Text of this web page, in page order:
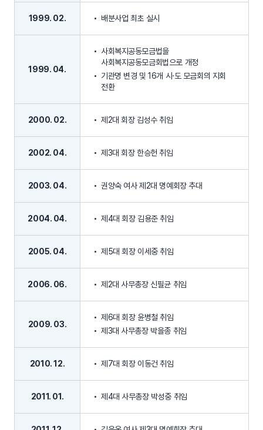
1999. 02. 배분사업 최초 실시
1999. 04.
사회복지공동모금법을
사회복지공동모금회법으로 개정
기관명 변경 및 16개 시·도 모금회의 지회
전환
2000. 02. 제2대 회장 김성수 취임
2002. 04. 제3대 회장 한승헌 취임
2003. 04. 권양숙 여사 제2대 명예회장 추대
2004. 04. 제4대 회장 김용준 취임
2005. 04. 제5대 회장 이세중 취임
2006. 06. 제2대 사무총장 신필균 취임
2009. 03.
제6대 회장 윤병철 취임
제3대 사무총장 박을종 취임
2010. 12. 제7대 회장 이동건 취임
2011. 01. 제4대 사무총장 박성중 취임